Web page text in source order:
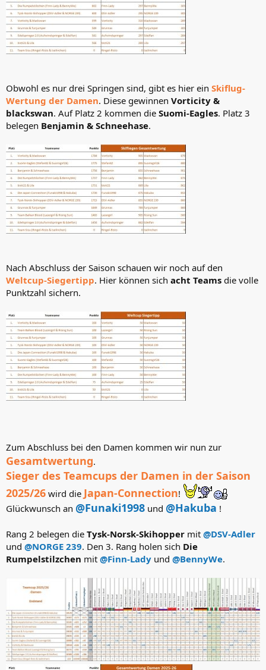
Obwohl es nur drei Springen sind, gibt es hier ein Skiflug-
Wertung der Damen. Diese gewinnen Vorticity &
blackswan. Auf Platz 2 kommen die Suomi-Eagles. Platz 3
belegen Benjamin & Schneehase.
Nach Abschluss der Saison schauen wir noch auf den
Weltcup-Siegertipp. Hier können sich acht Teams die volle
Punktzahl sichern.
Zum Abschluss bei den Damen kommen wir nun zur
Gesamtwertung.
Sieger des Teamcups der Damen in der Saison
2025/26 wird die Japan-Connection!
Glückwunsch an @Funaki1998 und @Hakuba !
Rang 2 belegen die Tysk-Norsk-Skihopper mit @DSV-Adler
und @NORGE 239. Den 3. Rang holen sich Die
Rumpelstilzchen mit @Finn-Lady und @BennyWe.